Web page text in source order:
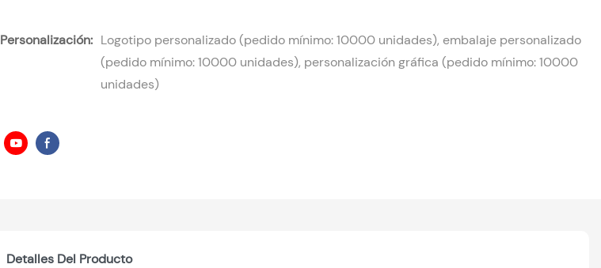
Personalización: Logotipo personalizado (pedido mínimo: 10000 unidades), embalaje personalizado
(pedido mínimo: 10000 unidades), personalización gráfica (pedido mínimo: 10000
unidades)
Detalles Del Producto